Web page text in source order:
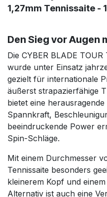
1,27mm Tennissaite -
Den Sieg vor Augen
Die CYBER BLADE
wurde unter Einsatz
gezielt für internationale
äußerst strapazierfähige
bietet eine
Spannkraft,
beeindruckende Power
Spin-Schläge.
Mit einem Durchmesser
Tennissaite besonders
kleinerem Kopf und
Alternativ ist auch eine